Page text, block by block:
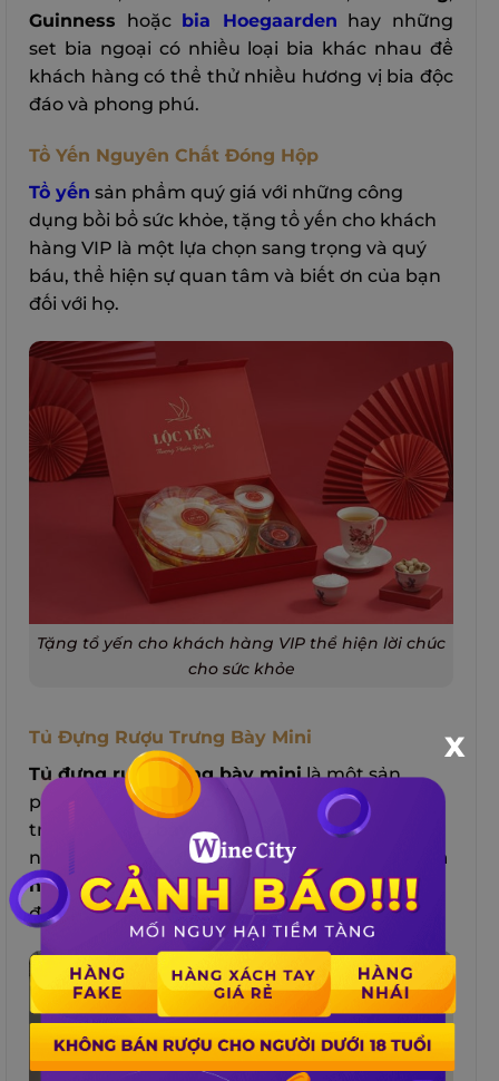
Guinness hoặc bia Hoegaarden hay những
set bia ngoại có nhiều loại bia khác nhau để
khách hàng có thể thử nhiều hương vị bia độc
đáo và phong phú.
Tổ Yến Nguyên Chất Đóng Hộp
Tổ yến sản phẩm quý giá với những công
dụng bồi bổ sức khỏe, tặng tổ yến cho khách
hàng VIP là một lựa chọn sang trọng và quý
báu, thể hiện sự quan tâm và biết ơn của bạn
đối với họ.
Tặng tổ yến cho khách hàng VIP thể hiện lời chúc
cho sức khỏe
Tủ Đựng Rượu Trưng Bày Mini
Tủ đựng rượu trưng bày minilà một sản
phẩm nội thất cao cấp, được tạo ra để vừa lưu
trữ vừa trưng bày các chai rượu trong ngôi
nhà của bạn. Đây là một món
quà tặng khách
hàng VIP độc đáo và tinh tế, thể hiện sự sành
điệu và niềm đam mê đối với rượu của bạn.
X